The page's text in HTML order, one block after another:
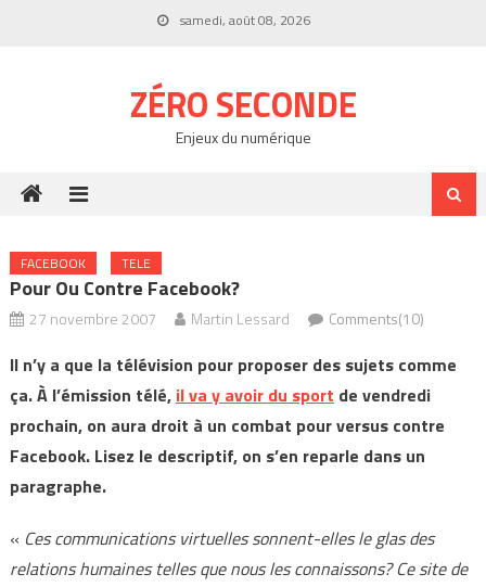
samedi, août 08, 2026
ZÉRO SECONDE
Enjeux du numérique
FACEBOOK TELE
Pour Ou Contre Facebook?
27 novembre 2007 Martin Lessard Comments(10)
Il n’y a que la télévision pour proposer des sujets comme
ça. À l’émission télé, il va y avoir du sport de vendredi
prochain, on aura droit à un combat pour versus contre
Facebook. Lisez le descriptif, on s’en reparle dans un
paragraphe.
« Ces communications virtuelles sonnent-elles le glas des
relations humaines telles que nous les connaissons? Ce site de